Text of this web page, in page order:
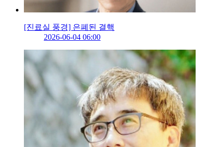
[진료실 풍경] 은폐된 결핵
2026-06-04 06:00